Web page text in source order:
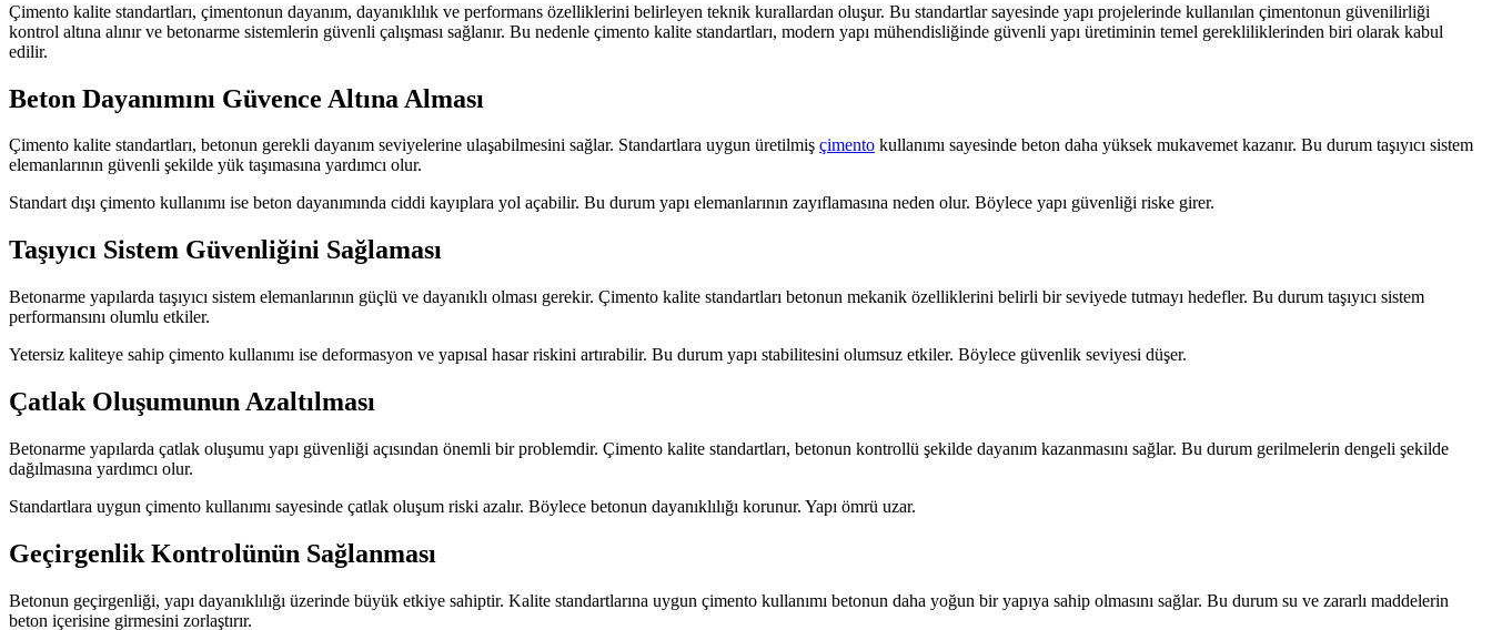
Çimento kalite standartları, çimentonun dayanım, dayanıklılık ve performans özelliklerini belirleyen teknik kurallardan oluşur. Bu standartlar sayesinde yapı projelerinde kullanılan çimentonun güvenilirliği
kontrol altına alınır ve betonarme sistemlerin güvenli çalışması sağlanır. Bu nedenle çimento kalite standartları, modern yapı mühendisliğinde güvenli yapı üretiminin temel gerekliliklerinden biri olarak kabul
edilir.
Beton Dayanımını Güvence Altına Alması
Çimento kalite standartları, betonun gerekli dayanım seviyelerine ulaşabilmesini sağlar. Standartlara uygun üretilmiş çimento kullanımı sayesinde beton daha yüksek mukavemet kazanır. Bu durum taşıyıcı sistem
elemanlarının güvenli şekilde yük taşımasına yardımcı olur.
Standart dışı çimento kullanımı ise beton dayanımında ciddi kayıplara yol açabilir. Bu durum yapı elemanlarının zayıflamasına neden olur. Böylece yapı güvenliği riske girer.
Taşıyıcı Sistem Güvenliğini Sağlaması
Betonarme yapılarda taşıyıcı sistem elemanlarının güçlü ve dayanıklı olması gerekir. Çimento kalite standartları betonun mekanik özelliklerini belirli bir seviyede tutmayı hedefler. Bu durum taşıyıcı sistem
performansını olumlu etkiler.
Yetersiz kaliteye sahip çimento kullanımı ise deformasyon ve yapısal hasar riskini artırabilir. Bu durum yapı stabilitesini olumsuz etkiler. Böylece güvenlik seviyesi düşer.
Çatlak Oluşumunun Azaltılması
Betonarme yapılarda çatlak oluşumu yapı güvenliği açısından önemli bir problemdir. Çimento kalite standartları, betonun kontrollü şekilde dayanım kazanmasını sağlar. Bu durum gerilmelerin dengeli şekilde
dağılmasına yardımcı olur.
Standartlara uygun çimento kullanımı sayesinde çatlak oluşum riski azalır. Böylece betonun dayanıklılığı korunur. Yapı ömrü uzar.
Geçirgenlik Kontrolünün Sağlanması
Betonun geçirgenliği, yapı dayanıklılığı üzerinde büyük etkiye sahiptir. Kalite standartlarına uygun çimento kullanımı betonun daha yoğun bir yapıya sahip olmasını sağlar. Bu durum su ve zararlı maddelerin
beton içerisine girmesini zorlaştırır.